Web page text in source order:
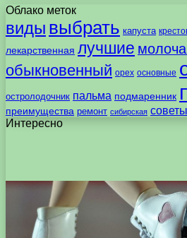
Облако меток
виды выбрать капуста
лекарственная лучшие
обыкновенный орех основные
остролодочник пальма подмаренник
преимущества ремонт сибирская советы
Интересно